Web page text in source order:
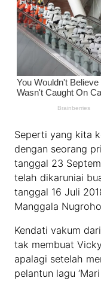
Seperti yang kita
dengan seorang
tanggal 23
telah dikaruniai
tanggal 16 Juli
Manggala
Kendati vakum
tak membuat
apalagi setelah
pelantun lagu